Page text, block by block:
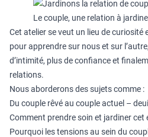
Le couple, une relation à
Cet atelier se veut un lieu de curiosité
pour apprendre sur nous et sur
d’intimité, plus de confiance et
relations.
Nous aborderons des sujets comme :
Du couple rêvé au couple actuel –
Comment prendre soin et jardiner cet
Pourquoi les tensions au sein du